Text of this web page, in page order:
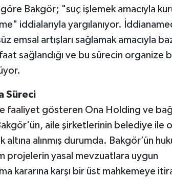
Bakgör; "suç işlemek amacıyla
iddialarıyla yargılanıyor.
emsal artışları sağlamak amacıyla
sağlandığı ve bu sürecin organize
Süreci
faaliyet gösteren Ona Holding ve
aile şirketlerinin belediye ile
alınmış durumda. Bakgör’ün
projelerin yasal mevzuatlara uygun
kararına karşı bir üst mahkemeye